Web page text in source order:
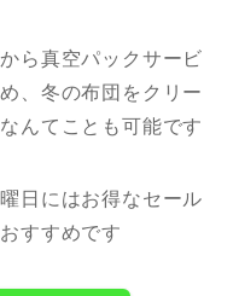
ら真空パックサービ
、冬の布団をクリー
んてことも可能です
日にはお得なセール
すすめです